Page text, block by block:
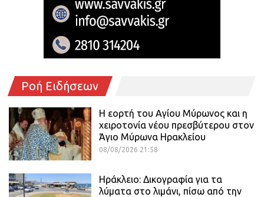
Ροή Ειδήσεων
Η εορτή του Αγίου Μύρωνος και η
χειροτονία νέου πρεσβύτερου στον
Άγιο Μύρωνα Ηρακλείου
08/08/2026 21:58
Ηράκλειο: Δικογραφία για τα
λύματα στο λιμάνι, πίσω από την